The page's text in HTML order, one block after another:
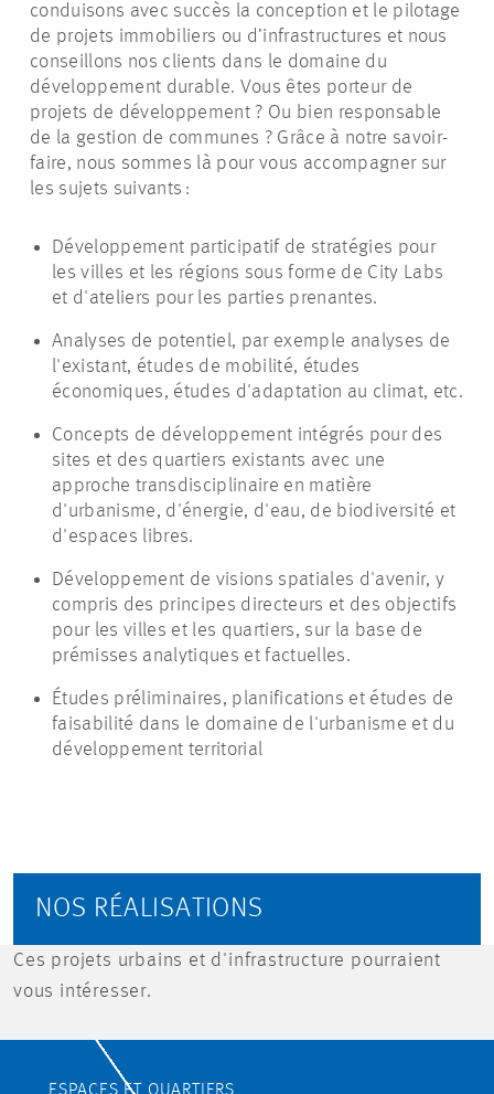
conduisons avec succès la conception et le pilotage
de projets immobiliers ou d’infrastructures et nous
conseillons nos clients dans le domaine du
développement durable. Vous êtes porteur de
projets de développement ? Ou bien responsable
de la gestion de communes ? Grâce à notre savoir-
faire, nous sommes là pour vous accompagner sur
les sujets suivants :
Développement participatif de stratégies pour
les villes et les régions sous forme de City Labs
et d'ateliers pour les parties prenantes.
Analyses de potentiel, par exemple analyses de
l'existant, études de mobilité, études
économiques, études d'adaptation au climat, etc.
Concepts de développement intégrés pour des
sites et des quartiers existants avec une
approche transdisciplinaire en matière
d'urbanisme, d'énergie, d'eau, de biodiversité et
d'espaces libres.
Développement de visions spatiales d'avenir, y
compris des principes directeurs et des objectifs
pour les villes et les quartiers, sur la base de
prémisses analytiques et factuelles.
Études préliminaires, planifications et études de
faisabilité dans le domaine de l'urbanisme et du
développement territorial
NOS RÉALISATIONS
Ces projets urbains et d'infrastructure pourraient
vous intéresser.